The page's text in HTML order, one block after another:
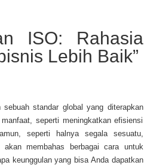
ISO: Rahasia
Lebih Baik”
standar global yang diterapkan
seperti meningkatkan efisiensi
seperti halnya segala sesuatu,
membahas berbagai cara untuk
keunggulan yang bisa Anda dapatkan